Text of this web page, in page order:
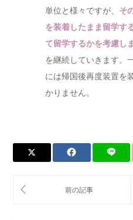
単位と様々ですが、 そ
を装着したまま留学す
て留学するかを考慮し
を継続していきます。
には帰国後再度装置を
かりません。